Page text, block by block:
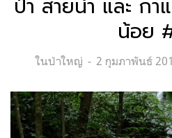
ป่า สายน้ำ และ ก
น้อย
Categories:
ในป่าใหญ่
Posted
2 กุมภาพันธ์